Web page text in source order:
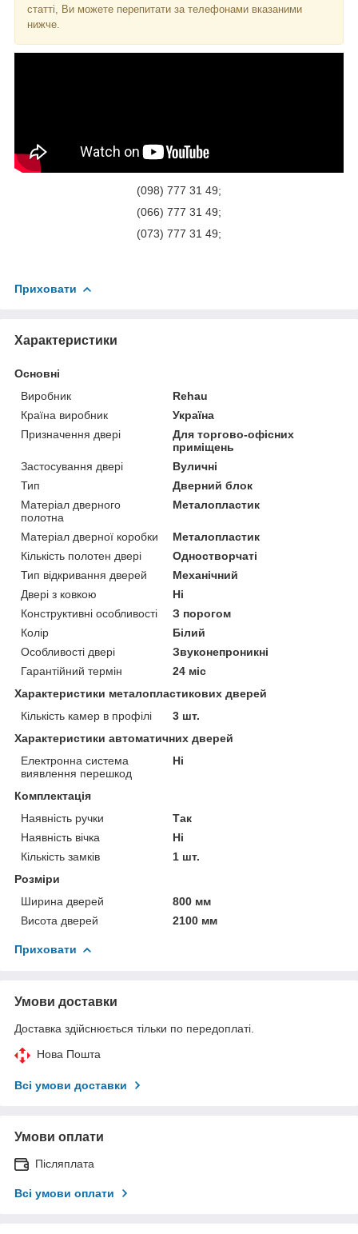
статті, Ви можете перепитати за телефонами вказаними
нижче.
(098) 777 31 49;
(066) 777 31 49;
(073) 777 31 49;
Приховати
Характеристики
Основні
Виробник
Rehau
Країна виробник
Україна
Призначення двері
Для торгово-офісних
приміщень
Застосування двері
Вуличні
Тип
Дверний блок
Матеріал дверного
полотна
Металопластик
Матеріал дверної коробки
Металопластик
Кількість полотен двері
Одностворчаті
Тип відкривання дверей
Механічний
Двері з ковкою
Ні
Конструктивні особливості
З порогом
Колір
Білий
Особливості двері
Звуконепроникні
Гарантійний термін
24 міс
Характеристики металопластикових дверей
Кількість камер в профілі
3 шт.
Характеристики автоматичних дверей
Електронна система
виявлення перешкод
Ні
Комплектація
Наявність ручки
Так
Наявність вічка
Ні
Кількість замків
1 шт.
Розміри
Ширина дверей
800 мм
Висота дверей
2100 мм
Приховати
Умови доставки
Доставка здійснюється тільки по передоплаті.
Нова Пошта
Всі умови доставки
Умови оплати
Післяплата
Всі умови оплати